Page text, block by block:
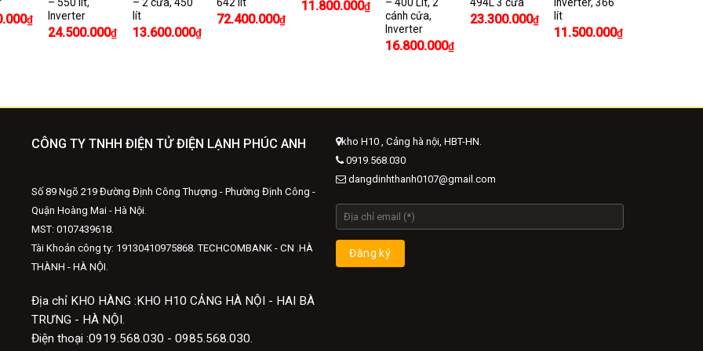
₫
Inverter
24.500.000₫
lít
13.600.000₫
72.400.000₫
11.800.000₫
cánh cửa,
Inverter
16.800.000₫
23.300.000₫
lít
11.500.000₫
CÔNG TY TNHH ĐIỆN TỬ ĐIỆN LẠNH PHÚC ANH
Số 89 Ngõ 219 Đường Định Công Thượng - Phường Định Công -
Quận Hoàng Mai - Hà Nội.
MST: 0107439618.
Tài Khoản công ty: 19130410975868. TECHCOMBANK - CN .HÀ
THÀNH - HÀ NỘI.
Địa chỉ KHO HÀNG :KHO H10 CẢNG HÀ NỘI - HAI BÀ
TRƯNG - HÀ NỘI.
Điện thoại :0919.568.030 - 0985.568.030.
kho H10 , Cảng hà nội, HBT-HN.
0919.568.030
dangdinhthanh0107@gmail.com